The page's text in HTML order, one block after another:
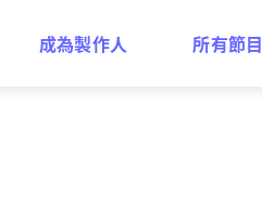
成為製作人 所有節目